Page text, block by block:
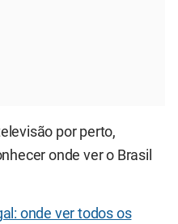
por perto,
onde ver o Brasil
onde ver todos os